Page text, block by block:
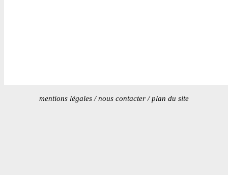
mentions légales /nous contacter /plan du site